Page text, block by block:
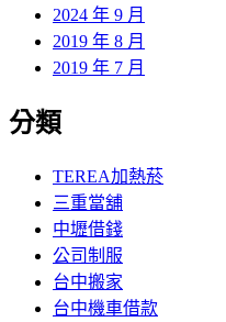
2024 年 9 月
2019 年 8 月
2019 年 7 月
分類
TEREA加熱菸
三重當舖
中壢借錢
公司制服
台中搬家
台中機車借款